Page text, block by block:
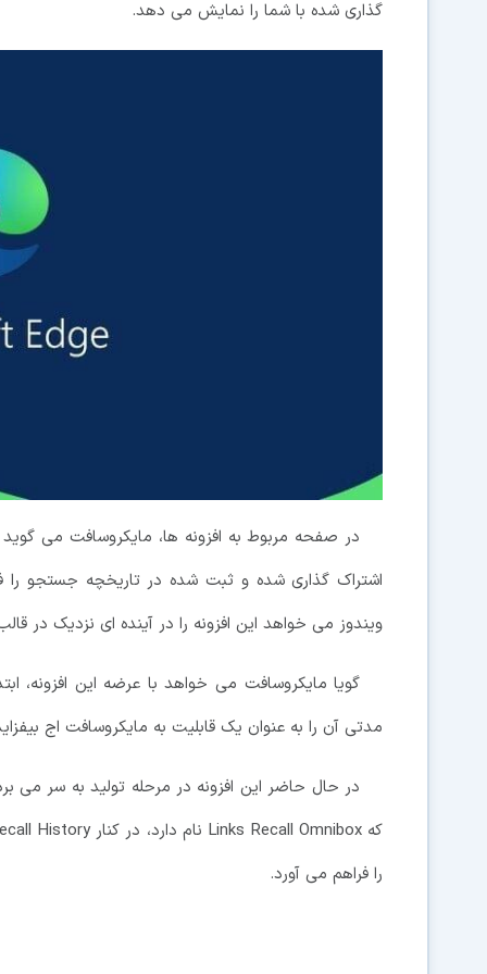
گذاری شده با شما را نمایش می دهد.
در صفحه مربوط به افزونه ها، مایکروسافت می
اشتراک گذاری شده و ثبت شده در تاریخچه جستجو را
ویندوز می خواهد این افزونه را در آینده ای نزدیک در
گویا مایکروسافت می خواهد با عرضه این افزونه،
مدتی آن را به عنوان یک قابلیت به مایکروسافت اج
در حال حاضر این افزونه در مرحله تولید به سر می
را فراهم می آورد.